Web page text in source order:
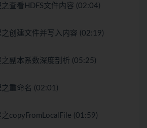
查看HDFS文件内容 (02:04)
创建文件并写入内容 (02:19)
副本系数深度剖析 (05:25)
重命名 (02:01)
copyFromLocalFile (01:59)